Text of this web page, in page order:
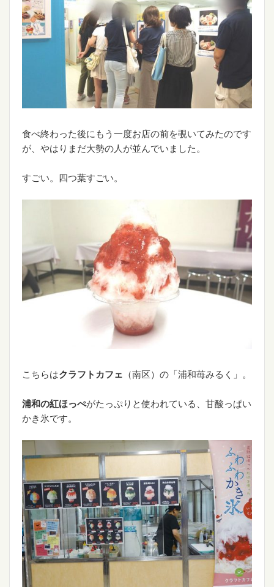
食べ終わった後にもう一度お店の前を覗いてみたのです
が、やはりまだ大勢の人が並んでいました。
すごい。四つ葉すごい。
こちらはクラフトカフェ （南区）の「浦和苺みるく」。
浦和の紅ほっぺがたっぷりと使われている、甘酸っぱい
かき氷です。